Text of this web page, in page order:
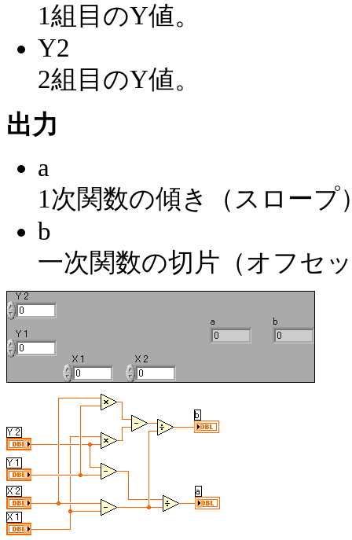
1組目のY値。
Y2
2組目のY値。
出力
a
1次関数の傾き（スロープ
b
一次関数の切片（オフセ